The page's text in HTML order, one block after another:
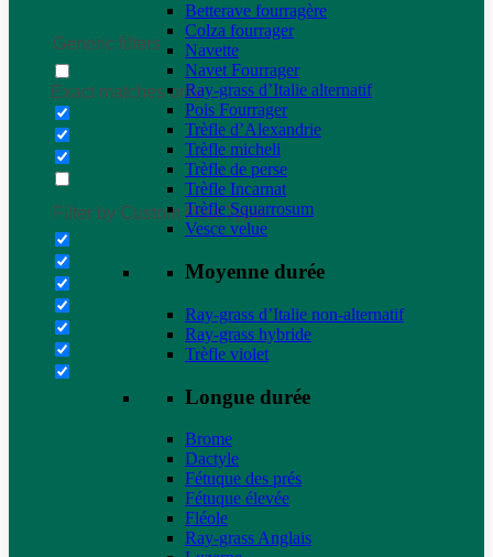
Generic filters
Exact matches only
Filter by Custom Post Type
Betterave fourragère
Colza fourrager
Navette
Navet Fourrager
Ray-grass d’Italie alternatif
Pois Fourrager
Trèfle d’Alexandrie
Trèfle micheli
Trèfle de perse
Trèfle Incarnat
Trèfle Squarrosum
Vesce velue
Moyenne durée
Ray-grass d’Italie non-alternatif
Ray-grass hybride
Trèfle violet
Longue durée
Brome
Dactyle
Fétuque des prés
Fétuque élevée
Fléole
Ray-grass Anglais